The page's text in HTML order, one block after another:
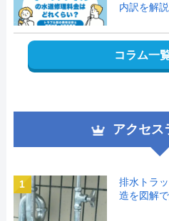
内訳を解説
コラム一
アクセス
1
排水トラ
造を図解で